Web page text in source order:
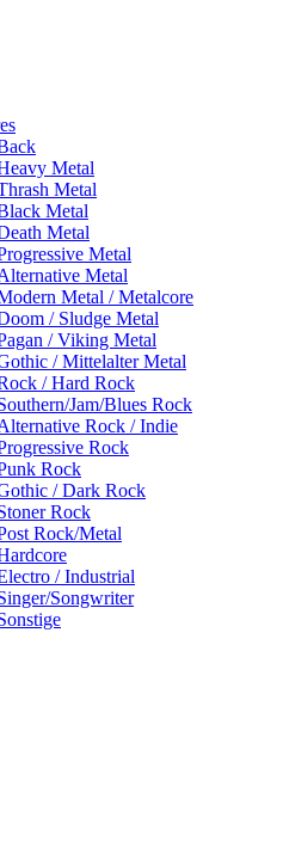
Metal
Metal
Metal
Metal
Metal
Metal
Metal / Metalcore
/ Sludge Metal
/ Viking Metal
/ Mittelalter Metal
/ Hard Rock
Jam/Blues Rock
Rock / Indie
Rock
Rock
/ Dark Rock
Rock
Rock/Metal
/ Industrial
Songwriter